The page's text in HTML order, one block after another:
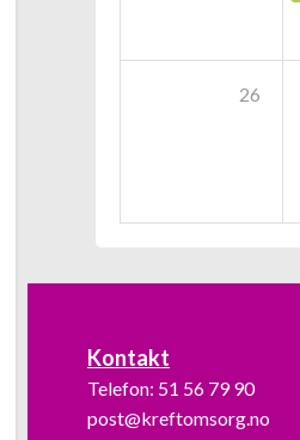
26
Kontakt
Telefon: 51 56 79 90
post@kreftomsorg.no